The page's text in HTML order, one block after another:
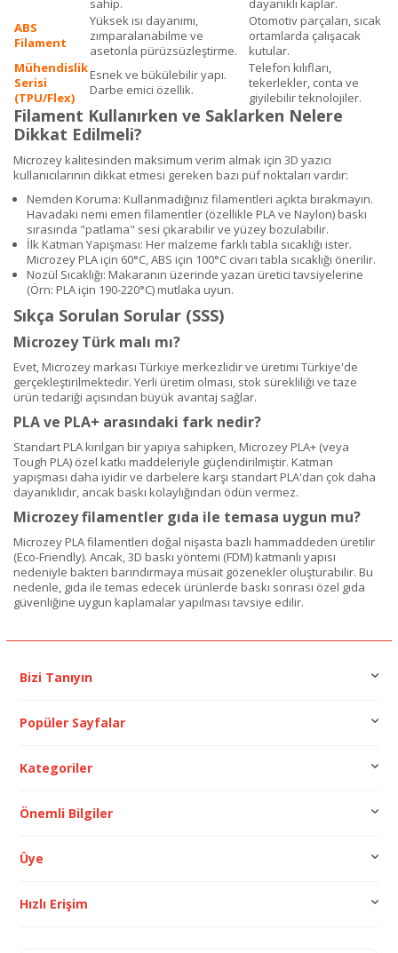
sahip.
dayanıklı kaplar.
ABS
Filament
Yüksek ısı dayanımı,
zımparalanabilme ve
asetonla pürüzsüzleştirme.
Otomotiv parçaları, sıcak
ortamlarda çalışacak
kutular.
Mühendislik
Serisi
(TPU/Flex)
Esnek ve bükülebilir yapı.
Darbe emici özellik.
Telefon kılıfları,
tekerlekler, conta ve
giyilebilir teknolojiler.
Filament Kullanırken ve Saklarken Nelere
Dikkat Edilmeli?
Microzey kalitesinden maksimum verim almak için 3D yazıcı
kullanıcılarının dikkat etmesi gereken bazı püf noktaları vardır:
Nemden Koruma: Kullanmadığınız filamentleri açıkta bırakmayın.
Havadaki nemi emen filamentler (özellikle PLA ve Naylon) baskı
sırasında "patlama" sesi çıkarabilir ve yüzey bozulabilir.
İlk Katman Yapışması: Her malzeme farklı tabla sıcaklığı ister.
Microzey PLA için 60°C, ABS için 100°C civarı tabla sıcaklığı önerilir.
Nozül Sıcaklığı: Makaranın üzerinde yazan üretici tavsiyelerine
(Örn: PLA için 190-220°C) mutlaka uyun.
Sıkça Sorulan Sorular (SSS)
Microzey Türk malı mı?
Evet, Microzey markası Türkiye merkezlidir ve üretimi Türkiye'de
gerçekleştirilmektedir. Yerli üretim olması, stok sürekliliği ve taze
ürün tedariği açısından büyük avantaj sağlar.
PLA ve PLA+ arasındaki fark nedir?
Standart PLA kırılgan bir yapıya sahipken, Microzey PLA+ (veya
Tough PLA) özel katkı maddeleriyle güçlendirilmiştir. Katman
yapışması daha iyidir ve darbelere karşı standart PLA'dan çok daha
dayanıklıdır, ancak baskı kolaylığından ödün vermez.
Microzey filamentler gıda ile temasa uygun mu?
Microzey PLA filamentleri doğal nişasta bazlı hammaddeden üretilir
(Eco-Friendly). Ancak, 3D baskı yöntemi (FDM) katmanlı yapısı
nedeniyle bakteri barındırmaya müsait gözenekler oluşturabilir. Bu
nedenle, gıda ile temas edecek ürünlerde baskı sonrası özel gıda
güvenliğine uygun kaplamalar yapılması tavsiye edilir.
Bizi Tanıyın
Popüler Sayfalar
Kategoriler
Önemli Bilgiler
Üye
Hızlı Erişim